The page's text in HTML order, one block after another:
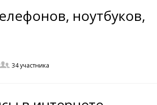
ноутбуков,
34участника